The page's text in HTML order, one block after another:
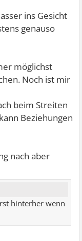
ins Gesicht
genauso
möglichst
Noch ist mir
beim Streiten
Beziehungen
nach aber
hinterher wenn